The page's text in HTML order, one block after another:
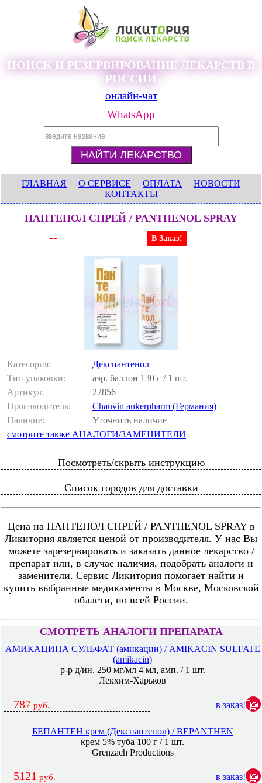
ПОИСК И РЕЗЕРВИРОВАНИЕ ЛЕКАРСТВ В
РОССИИ
онлайн-чат
WhatsApp
ГЛАВНАЯ О СЕРВИСЕ ОПЛАТА
НОВОСТИ
КОНТАКТЫ
ПАНТЕНОЛ СПРЕЙ / PANTHENOL SPRAY
-- В Заказ!
Категория:
Декспантенол
Тип упаковки:
аэр. баллон 130 г / 1 шт.
Артикул:
22856
Производитель:
Chauvin ankerpharm (Германия)
Наличие:
Уточнить наличие
смотрите также АНАЛОГИ/ЗАМЕНИТЕЛИ
Посмотреть/скрыть инструкцию
Список городов для доставки
Цена на ПАНТЕНОЛ СПРЕЙ / PANTHENOL SPRAY в
Ликитория является ценой от производителя. У нас Вы
можете зарезервировать и заказать данное лекарство /
препарат или, в случае наличия, подобрать аналоги и
заменители. Сервис Ликитория помогает найти и
купить выбранные медикаменты в Москве, Московской
области, по всей России.
СМОТРЕТЬ АНАЛОГИ ПРЕПАРАТА
АМИКАЦИНА СУЛЬФАТ (амикацин) / AMIKACIN SULFATE
(amikacin)
р-р д/ин. 250 мг/мл 4 мл, амп. / 1 шт.
Лекхим-Харьков
787 руб. в заказ!
БЕПАНТЕН крем (Декспантенол) / BEPANTHEN
крем 5% туба 100 г / 1 шт.
Grenzach Productions
5121 руб. в заказ!